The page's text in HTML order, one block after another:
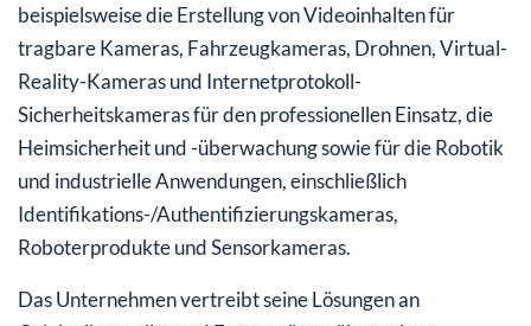
beispielsweise die Erstellung von Videoinhalten für
tragbare Kameras, Fahrzeugkameras, Drohnen, Virtual-
Reality-Kameras und Internetprotokoll-
Sicherheitskameras für den professionellen Einsatz, die
Heimsicherheit und -überwachung sowie für die Robotik
und industrielle Anwendungen, einschließlich
Identifikations-/Authentifizierungskameras,
Roboterprodukte und Sensorkameras.
Das Unternehmen vertreibt seine Lösungen an